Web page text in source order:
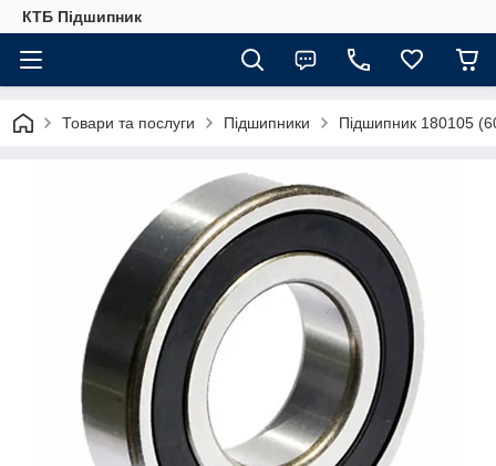
КТБ Підшипник
Товари та послуги Підшипники Підшипник 180105